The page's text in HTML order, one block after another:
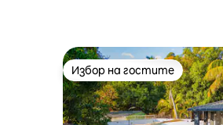
Избор на гостите
Избор на гостите